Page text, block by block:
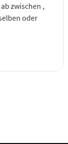
zwischen ,
oder